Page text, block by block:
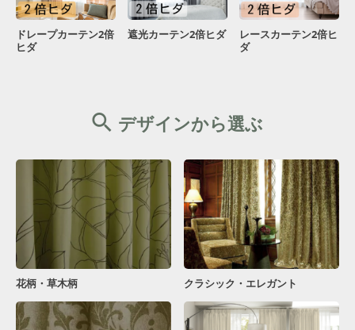
ドレープカーテン2倍
ヒダ
遮光カーテン2倍ヒダ
レースカーテン2倍ヒ
ダ
デザインから選ぶ
花柄・草木柄 クラシック・エレガント